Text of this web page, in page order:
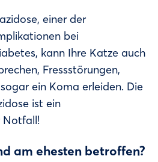
einer der
bei
kann Ihre Katze auch
Fressstörungen,
ein Koma erleiden. Die
ist ein
Notfall!
am ehesten betroffen?